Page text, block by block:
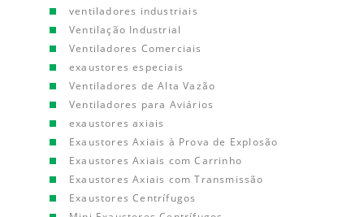
ventiladores industriais
Ventilação Industrial
Ventiladores Comerciais
exaustores especiais
Ventiladores de Alta Vazão
Ventiladores para Aviários
exaustores axiais
Exaustores Axiais à Prova de Explosão
Exaustores Axiais com Carrinho
Exaustores Axiais com Transmissão
Exaustores Centrífugos